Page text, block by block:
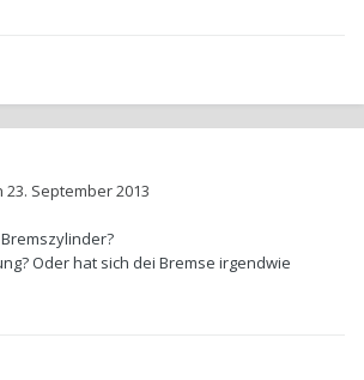
23. September 2013
Oder hat sich dei Bremse irgendwie